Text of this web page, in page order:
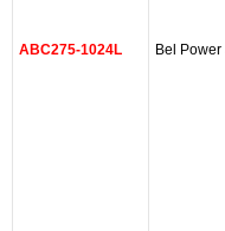
ABC275-1024L Bel